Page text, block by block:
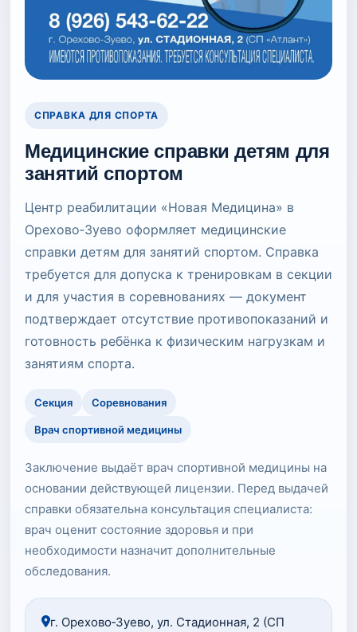
СПРАВКА ДЛЯ СПОРТА
Медицинские справки детям для
занятий спортом
Центр реабилитации «Новая Медицина» в
Орехово‑Зуево оформляет медицинские
справки детям для занятий спортом. Справка
требуется для допуска к тренировкам в секции
и для участия в соревнованиях — документ
подтверждает отсутствие противопоказаний и
готовность ребёнка к физическим нагрузкам и
занятиям спорта.
Секция Соревнования
Врач спортивной медицины
Заключение выдаёт врач спортивной медицины на
основании действующей лицензии. Перед выдачей
справки обязательна консультация специалиста:
врач оценит состояние здоровья и при
необходимости назначит дополнительные
обследования.
г. Орехово‑Зуево, ул. Стадионная, 2 (СП